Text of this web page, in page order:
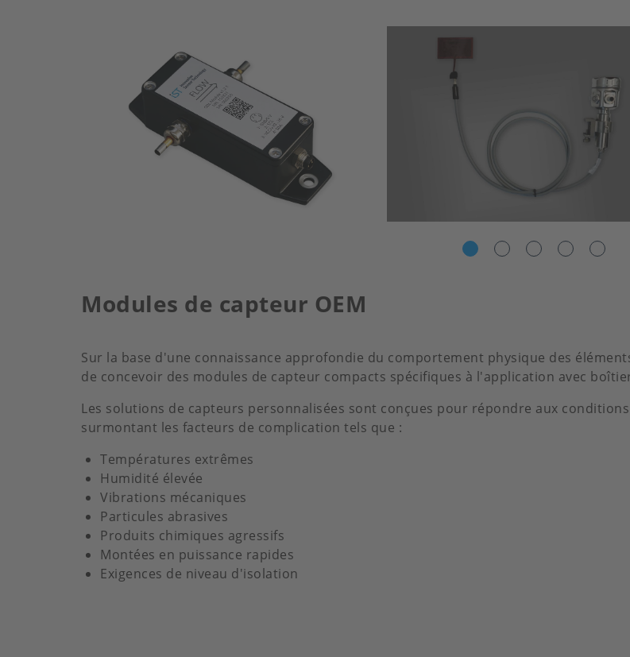
Modules de capteur OEM
Sur la base d'une connaissance approfondie du comportement physique des
de concevoir des modules de capteur compacts spécifiques à l'application avec
Les solutions de capteurs personnalisées sont conçues pour répondre aux
surmontant les facteurs de complication tels que :
Températures extrêmes
Humidité élevée
Vibrations mécaniques
Particules abrasives
Produits chimiques agressifs
Montées en puissance rapides
Exigences de niveau d'isolation